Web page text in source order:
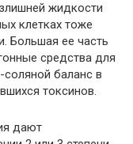
жидкости
клетках тоже
Большая ее часть
средства для
баланс в
токсинов.
дают